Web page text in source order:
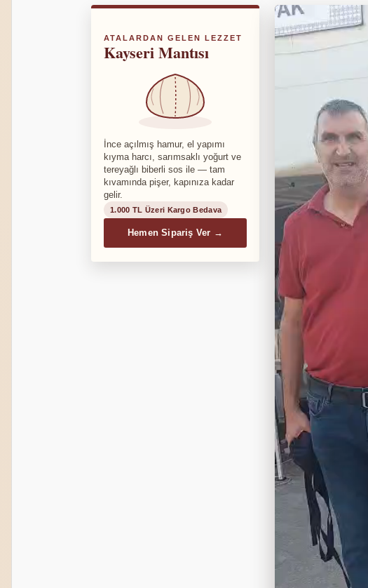
ATALARDAN GELEN LEZZET
Kayseri Mantısı
İnce açılmış hamur, el yapımı
kıyma harcı, sarımsaklı yoğurt ve
tereyağlı biberli sos ile — tam
kıvamında pişer, kapınıza kadar
gelir.
1.000 TL Üzeri Kargo Bedava
Hemen Sipariş Ver →